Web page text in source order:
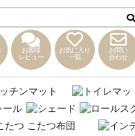
お客様
レビュー
お気に入り
一覧
お問い
合わせ